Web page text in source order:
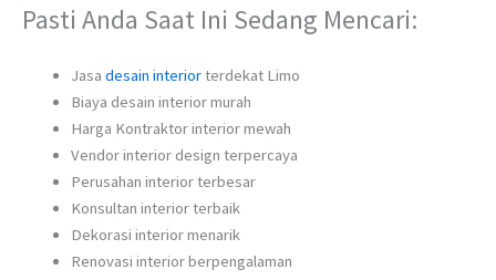
Pasti Anda Saat Ini Sedang Mencari:
Jasa desain interiorterdekat Limo
Biaya desain interior murah
Harga Kontraktor interior mewah
Vendor interior design terpercaya
Perusahan interior terbesar
Konsultan interior terbaik
Dekorasi interior menarik
Renovasi interior berpengalaman